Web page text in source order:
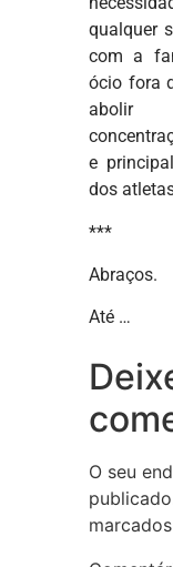
qualquer
com a
ócio fora
abolir
e
dos
***
Abraços.
Até …
O seu